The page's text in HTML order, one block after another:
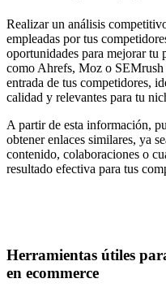
Realizar un análisis
empleadas por tus
oportunidades para mejorar tu
como Ahrefs, Moz o SEMrush
entrada de tus competidores,
calidad y relevantes para tu
A partir de esta información,
obtener enlaces similares, ya
contenido, colaboraciones o
resultado efectiva para tus
Herramientas útiles
en ecommerce